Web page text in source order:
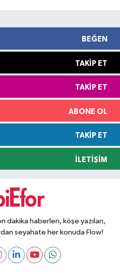
BEĞEN
TAKIP ET
TAKIP ET
ABONE OL
TAKIP ET
İLETIŞIM
dakika haberleri, köşe yazıları,
seyahate her konuda Flow!